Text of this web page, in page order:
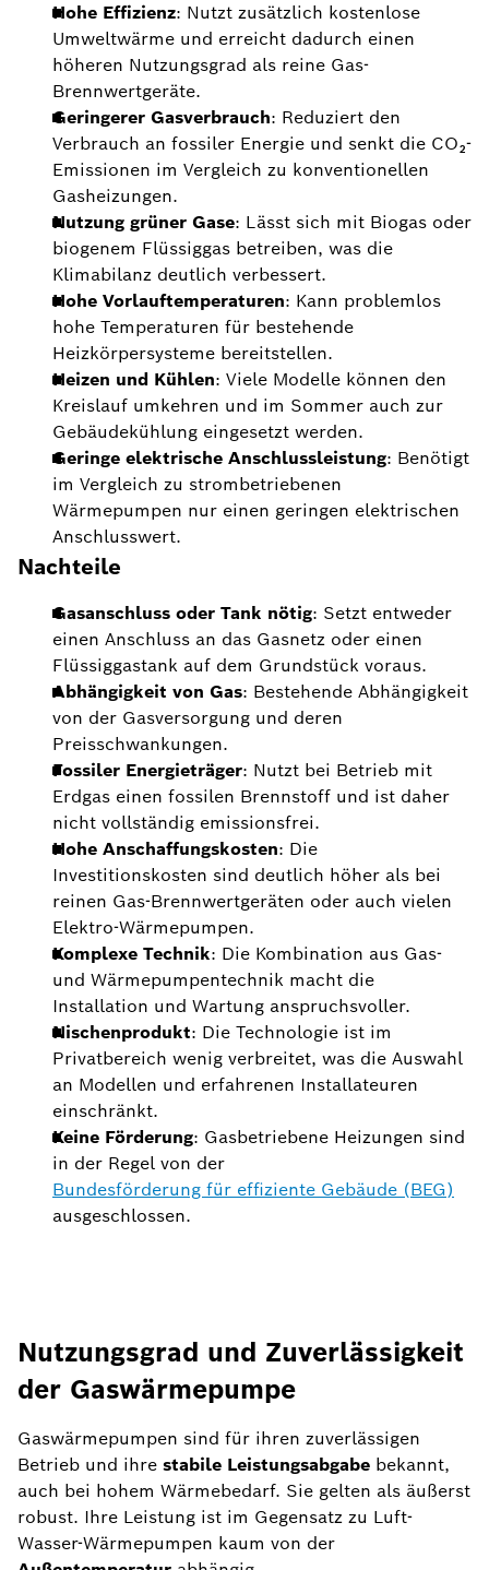
Hohe Effizienz: Nutzt zusätzlich kostenlose
Umweltwärme und erreicht dadurch einen
höheren Nutzungsgrad als reine Gas-
Brennwertgeräte.
Geringerer Gasverbrauch: Reduziert den
Verbrauch an fossiler Energie und senkt die CO₂-
Emissionen im Vergleich zu konventionellen
Gasheizungen.
Nutzung grüner Gase: Lässt sich mit Biogas oder
biogenem Flüssiggas betreiben, was die
Klimabilanz deutlich verbessert.
Hohe Vorlauftemperaturen: Kann problemlos
hohe Temperaturen für bestehende
Heizkörpersysteme bereitstellen.
Heizen und Kühlen: Viele Modelle können den
Kreislauf umkehren und im Sommer auch zur
Gebäudekühlung eingesetzt werden.
Geringe elektrische Anschlussleistung: Benötigt
im Vergleich zu strombetriebenen
Wärmepumpen nur einen geringen elektrischen
Anschlusswert.
Nachteile
Gasanschluss oder Tank nötig: Setzt entweder
einen Anschluss an das Gasnetz oder einen
Flüssiggastank auf dem Grundstück voraus.
Abhängigkeit von Gas: Bestehende Abhängigkeit
von der Gasversorgung und deren
Preisschwankungen.
Fossiler Energieträger: Nutzt bei Betrieb mit
Erdgas einen fossilen Brennstoff und ist daher
nicht vollständig emissionsfrei.
Hohe Anschaffungskosten: Die
Investitionskosten sind deutlich höher als bei
reinen Gas-Brennwertgeräten oder auch vielen
Elektro-Wärmepumpen.
Komplexe Technik: Die Kombination aus Gas-
und Wärmepumpentechnik macht die
Installation und Wartung anspruchsvoller.
Nischenprodukt: Die Technologie ist im
Privatbereich wenig verbreitet, was die Auswahl
an Modellen und erfahrenen Installateuren
einschränkt.
Keine Förderung: Gasbetriebene Heizungen sind
in der Regel von der
Bundesförderung für effiziente Gebäude (BEG)
ausgeschlossen.
Nutzungsgrad und Zuverlässigkeit
der Gaswärmepumpe
Gaswärmepumpen sind für ihren zuverlässigen
Betrieb und ihre stabile Leistungsabgabe bekannt,
auch bei hohem Wärmebedarf. Sie gelten als äußerst
robust. Ihre Leistung ist im Gegensatz zu Luft-
Wasser-Wärmepumpen kaum von der